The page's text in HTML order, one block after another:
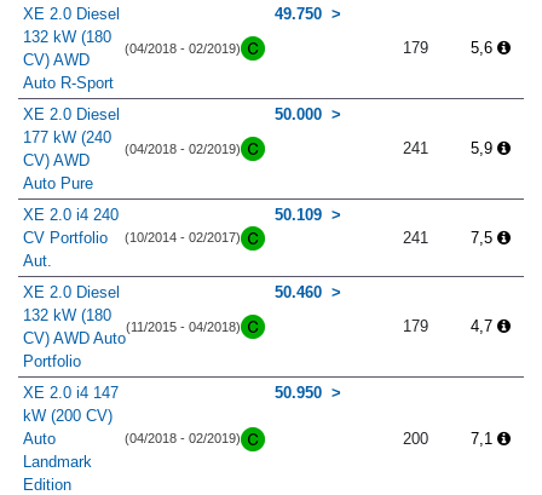
XE 2.0 Diesel
132 kW (180
CV) AWD
Auto R-Sport
(04/2018 - 02/2019)
49.750
179
5,6
XE 2.0 Diesel
177 kW (240
CV) AWD
Auto Pure
(04/2018 - 02/2019)
50.000
241
5,9
XE 2.0 i4 240
CV Portfolio
Aut.
(10/2014 - 02/2017)
50.109
241
7,5
XE 2.0 Diesel
132 kW (180
CV) AWD Auto
Portfolio
(11/2015 - 04/2018)
50.460
179
4,7
XE 2.0 i4 147
kW (200 CV)
Auto
Landmark
Edition
(04/2018 - 02/2019)
50.950
200 7,1